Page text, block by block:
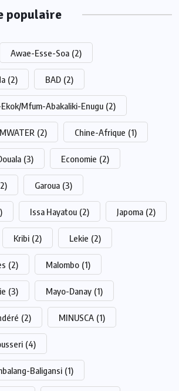
populaire
Awae-Esse-Soa (2)
(2) BAD (2)
Mfum-Abakaliki-Enugu (2)
(2) Chine-Afrique (1)
(3) Economie (2)
Garoua (3)
Issa Hayatou (2) Japoma (2)
Kribi (2) Lekie (2)
(2) Malombo (1)
(3) Mayo-Danay (1)
(2) MINUSCA (1)
(4)
Baligansi (1)